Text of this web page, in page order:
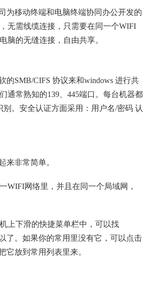
为移动终端和电脑终端协同办公开发的
无需线缆连接，只需要在同一个WIFI
脑的无缝连接，自由共享。
的SMB/CIFS 协议来和windows 进行共
通常熟知的139、445端口。每台机器都
别。安全认证方面采用：用户名/密码 认
来非常简单。
WIFI网络里，并且在同一个局域网，
上下滑的快捷菜单栏中，可以找
了。如果你的常用里没有它，可以点击
它放到常用列表里来。